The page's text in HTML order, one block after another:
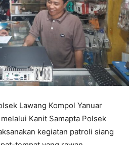
Lawang Kompol Yanuar
Kanit Samapta Polsek
kegiatan patroli siang